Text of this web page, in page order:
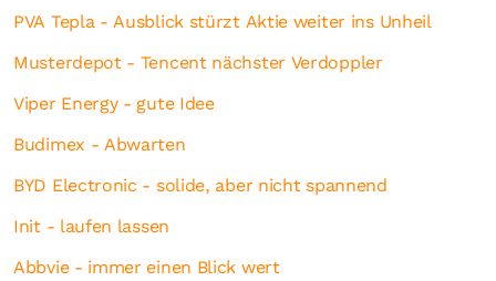
PVA Tepla - Ausblick stürzt Aktie weiter ins Unheil
Musterdepot - Tencent nächster Verdoppler
Viper Energy - gute Idee
Budimex - Abwarten
BYD Electronic - solide, aber nicht spannend
Init - laufen lassen
Abbvie - immer einen Blick wert